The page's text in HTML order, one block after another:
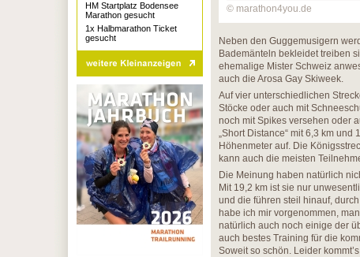
© marathon4you.de
Neben den Guggemusigern
Bademänteln bekleidet treiben
ehemalige Mister Schweiz
auch die Arosa Gay Skiweek.
Auf vier unterschiedlichen
Stöcke oder auch mit
noch mit Spikes versehen oder
„Short Distance“ mit 6,3 km und
Höhenmeter auf. Die
kann auch die meisten
Die Meinung haben natürlich
Mit 19,2 km ist sie nur
und die führen steil hinauf,
habe ich mir vorgenommen,
natürlich auch noch einige der
auch bestes Training für die
Soweit so schön. Leider
HM Startplatz Bodensee
Marathon gesucht
1x Halbmarathon Ticket
gesucht